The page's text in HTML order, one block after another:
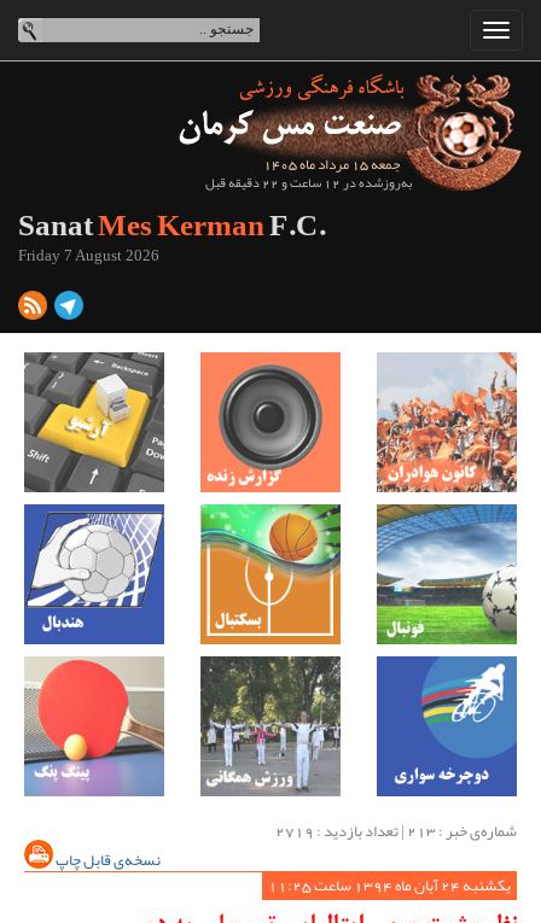
جمعه 15 مرداد ماه 1405
به‌روزشده در 12 ساعت و 22 دقیقه قبل
SanatMes KermanF.C.
Friday 7 August 2026
شماره‌ی خبر : ‌213 | تعداد بازدید : 2719
نسخه‌ی قابل چاپ
یکشنبه 24 آبان ماه 1394 ساعت 11:25